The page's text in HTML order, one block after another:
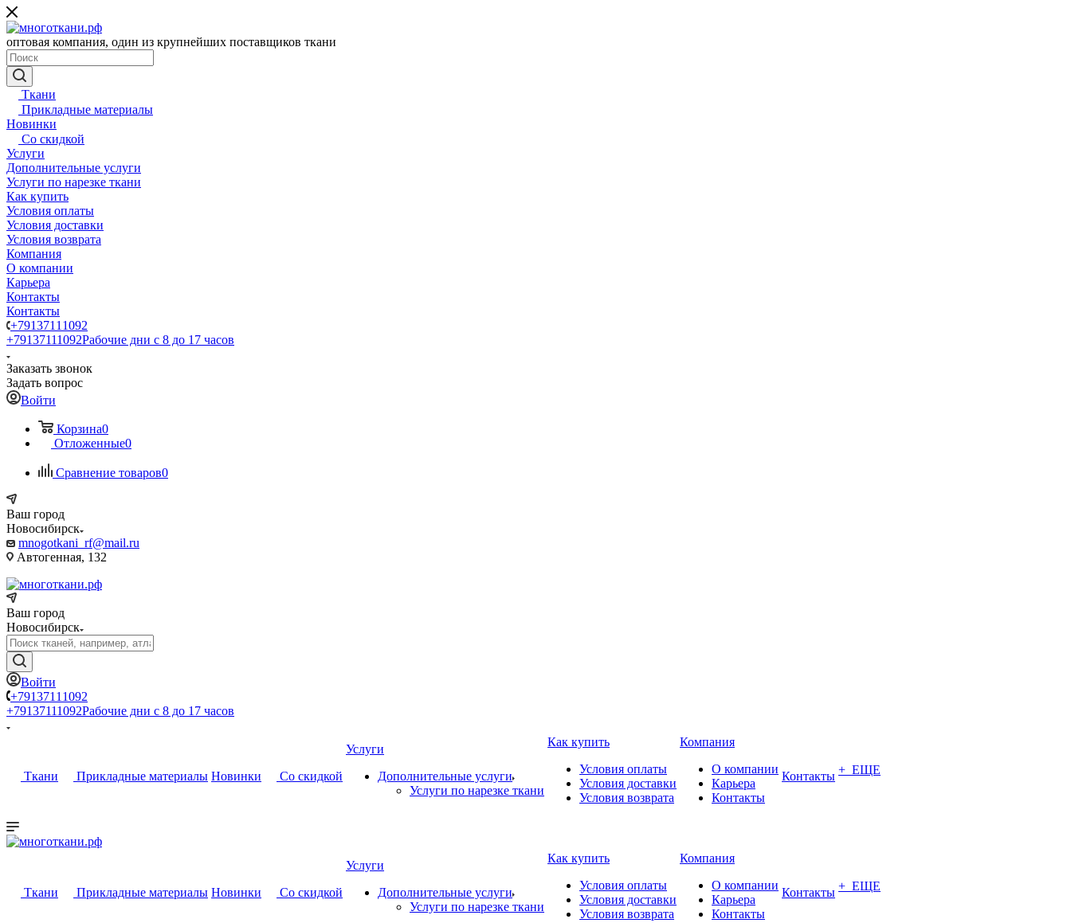
оптовая компания, один из крупнейших поставщиков ткани
Ткани
Прикладные материалы
Новинки
Со скидкой
Услуги
Дополнительные услуги
Услуги по нарезке ткани
Как купить
Условия оплаты
Условия доставки
Условия возврата
Компания
О компании
Карьера
Контакты
Контакты
+79137111092
+79137111092Рабочие дни с 8 до 17 часов
Заказать звонок
Задать вопрос
Войти
Корзина0
Отложенные0
Сравнение товаров0
Ваш город
Новосибирск
mnogotkani_rf@mail.ru
Автогенная, 132
Ваш город
Новосибирск
Войти
+79137111092
+79137111092Рабочие дни с 8 до 17 часов
Ткани Прикладные материалы Новинки Со скидкой
Услуги
Дополнительные услуги
Услуги по нарезке ткани
Как купить
Условия оплаты
Условия доставки
Условия возврата
Компания
О компании
Карьера
Контакты
Контакты + ЕЩЕ
Ткани Прикладные материалы Новинки Со скидкой
Услуги
Дополнительные услуги
Услуги по нарезке ткани
Как купить
Условия оплаты
Условия доставки
Условия возврата
Компания
О компании
Карьера
Контакты
Контакты + ЕЩЕ